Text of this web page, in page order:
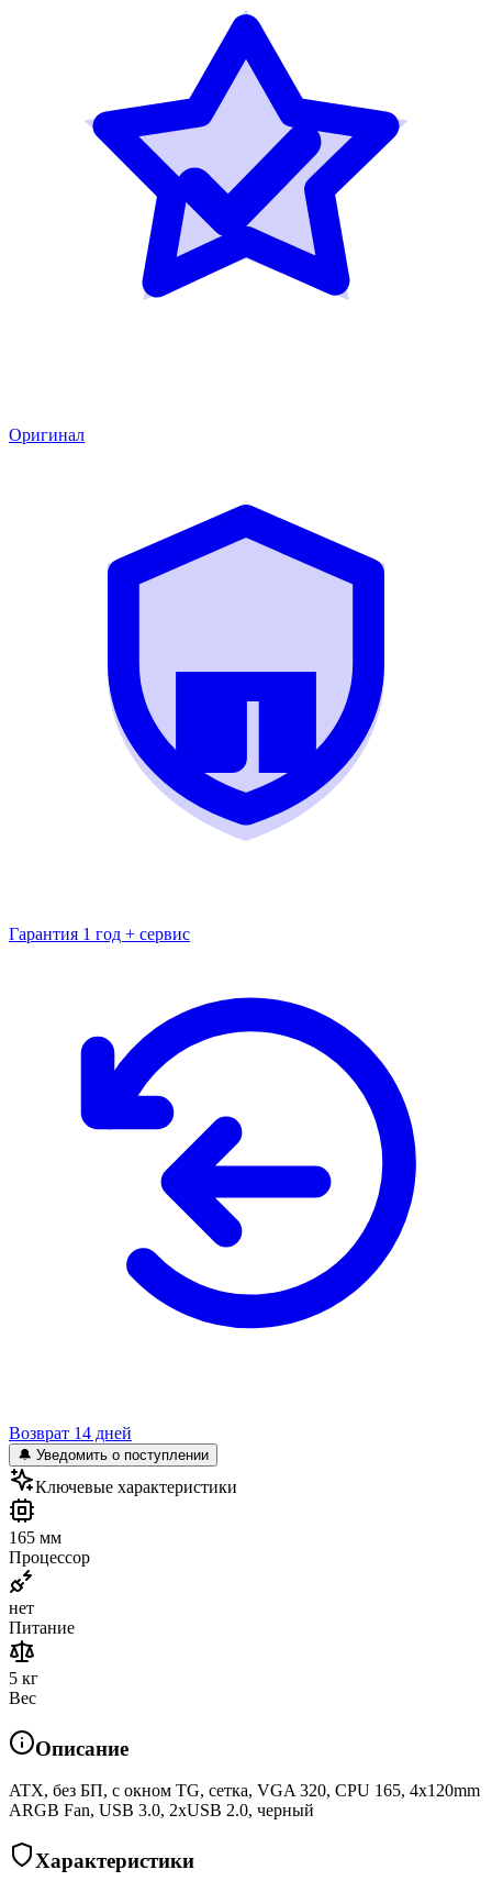
Оригинал
Гарантия 1 год + сервис
Возврат 14 дней
🔔 Уведомить о поступлении
Ключевые характеристики
165 мм
Процессор
нет
Питание
5 кг
Вес
Описание
ATX, без БП, с окном TG, сетка, VGA 320, CPU 165, 4x120mm
ARGB Fan, USB 3.0, 2xUSB 2.0, черный
Характеристики